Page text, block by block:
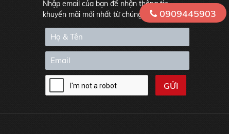
Nhập email của bạn để nhận thông tin
khuyến mãi mới nhất từ chúng tôi
0909445903